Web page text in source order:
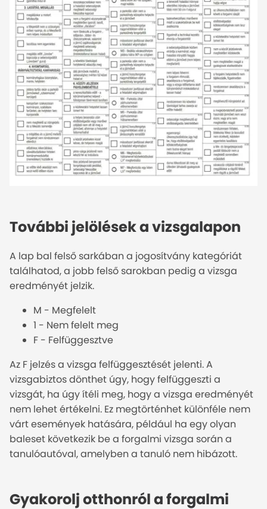
További jelölések a vizsgalapon
A lap bal felső sarkában a jogosítvány kategóriát
találhatod, a jobb felső sarokban pedig a vizsga
eredményét jelzik.
M - Megfelelt
1 - Nem felelt meg
F - Felfüggesztve
Az F jelzés a vizsga felfüggesztését jelenti. A
vizsgabiztos dönthet úgy, hogy felfüggeszti a
vizsgát, ha úgy ítéli meg, hogy a vizsga eredményét
nem lehet értékelni. Ez megtörténhet különféle nem
várt események hatására, például ha egy olyan
baleset következik be a forgalmi vizsga során a
tanulóautóval, amelyben a tanuló nem hibázott.
Gyakorolj otthonról a forgalmi